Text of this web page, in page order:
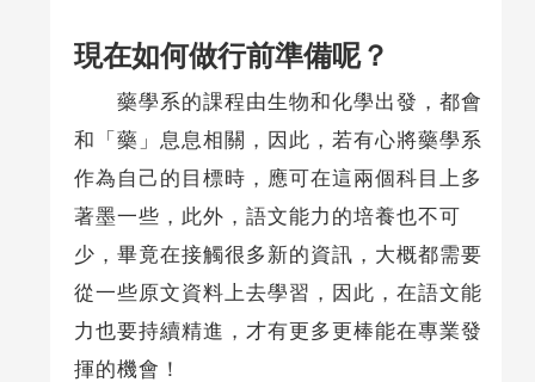
現在如何做行前準備呢？
藥學系的課程由生物和化學出發，都會
和「藥」息息相關，因此，若有心將藥學系
作為自己的目標時，應可在這兩個科目上多
著墨一些，此外，語文能力的培養也不可
少，畢竟在接觸很多新的資訊，大概都需要
從一些原文資料上去學習，因此，在語文能
力也要持續精進，才有更多更棒能在專業發
揮的機會！